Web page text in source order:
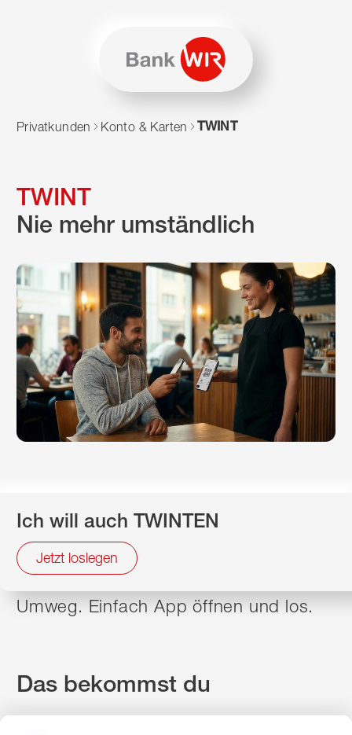
Zum Navigieren dieser Seite wird JavaScript benötigt.
Privatkunden Konto & Karten TWINT
TWINT
Nie mehr umständlich
Ich will auch TWINTEN
Jetzt loslegen
oder Freunde – mit TWINT bekommen
alle ihr Geld. Ganz einfach. Ohne
Bargeld, ohne Kartennummer, ohne
Umweg. Einfach App öffnen und los.
Das bekommst du